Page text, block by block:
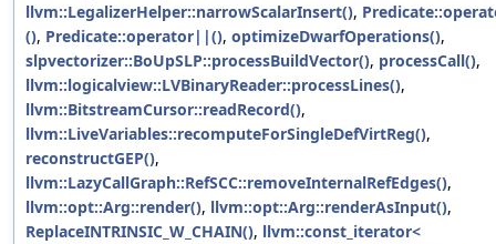
llvm::LegalizerHelper::narrowScalarInsert(),
(), Predicate::operator||(), optimizeDwarfOperations(),
slpvectorizer::BoUpSLP::processBuildVector(), processCall(),
llvm::logicalview::LVBinaryReader::processLines(),
llvm::BitstreamCursor::readRecord(),
llvm::LiveVariables::recomputeForSingleDefVirtReg(),
reconstructGEP(),
llvm::LazyCallGraph::RefSCC::removeInternalRefEdges(),
llvm::opt::Arg::render(), llvm::opt::Arg::renderAsInput(),
ReplaceINTRINSIC_W_CHAIN(), llvm::const_iterator<